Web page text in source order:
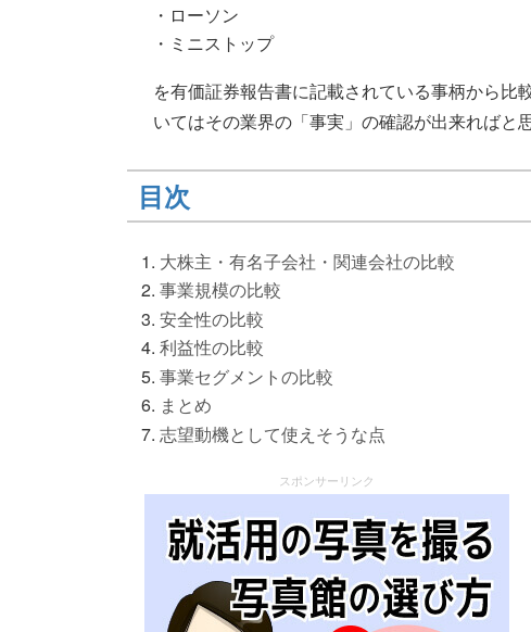
・ローソン
・ミニストップ
を有価証券報告書に記載されている事柄から
いてはその業界の「事実」の確認が出来ればと
目次
大株主・有名子会社・関連会社の比較
事業規模の比較
安全性の比較
利益性の比較
事業セグメントの比較
まとめ
志望動機として使えそうな点
スポンサーリンク